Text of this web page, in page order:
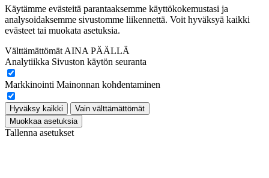
Käytämme evästeitä parantaaksemme käyttökokemustasi ja
analysoidaksemme sivustomme liikennettä. Voit hyväksyä kaikki
evästeet tai muokata asetuksia.
Välttämättömät AINA PÄÄLLÄ
Analytiikka Sivuston käytön seuranta
Markkinointi Mainonnan kohdentaminen
Hyväksy kaikki
Vain välttämättömät
Muokkaa asetuksia
Tallenna asetukset